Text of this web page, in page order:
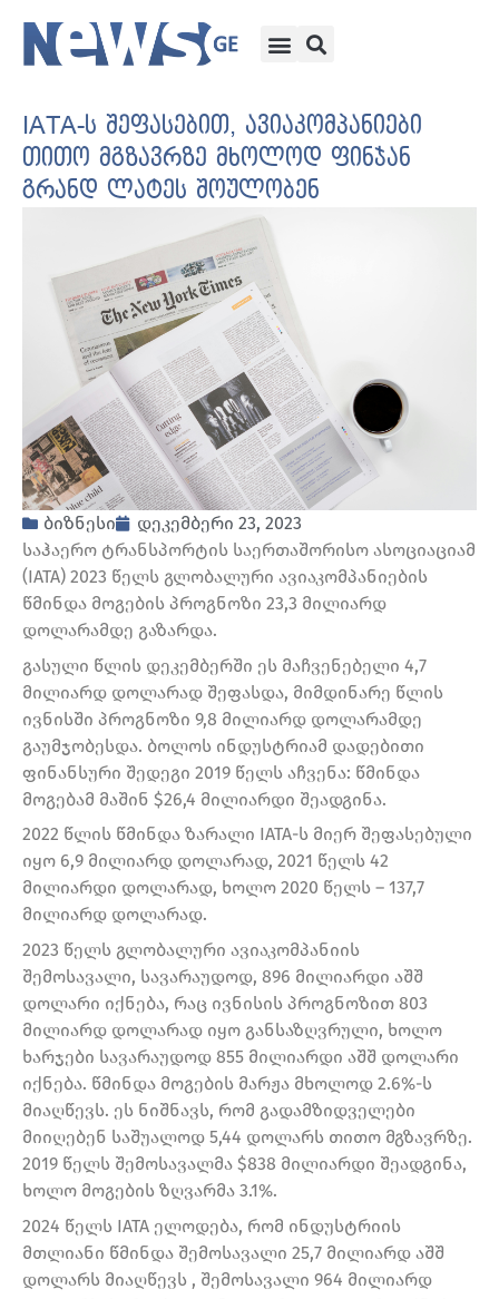
IATA-ს შეფასებით, ავიაკომპანიები
თითო მგზავრზე მხოლოდ ფინჯან
გრანდ ლატეს შოულობენ
ბიზნესი
დეკემბერი 23, 2023
საჰაერო ტრანსპორტის საერთაშორისო ასოციაციამ
(IATA) 2023 წელს გლობალური ავიაკომპანიების
წმინდა მოგების პროგნოზი 23,3 მილიარდ
დოლარამდე გაზარდა.
გასული წლის დეკემბერში ეს მაჩვენებელი 4,7
მილიარდ დოლარად შეფასდა, მიმდინარე წლის
ივნისში პროგნოზი 9,8 მილიარდ დოლარამდე
გაუმჯობესდა. ბოლოს ინდუსტრიამ დადებითი
ფინანსური შედეგი 2019 წელს აჩვენა: წმინდა
მოგებამ მაშინ $26,4 მილიარდი შეადგინა.
2022 წლის წმინდა ზარალი IATA-ს მიერ შეფასებული
იყო 6,9 მილიარდ დოლარად, 2021 წელს 42
მილიარდი დოლარად, ხოლო 2020 წელს – 137,7
მილიარდ დოლარად.
2023 წელს გლობალური ავიაკომპანიის
შემოსავალი, სავარაუდოდ, 896 მილიარდი აშშ
დოლარი იქნება, რაც ივნისის პროგნოზით 803
მილიარდ დოლარად იყო განსაზღვრული, ხოლო
ხარჯები სავარაუდოდ 855 მილიარდი აშშ დოლარი
იქნება. წმინდა მოგების მარჟა მხოლოდ 2.6%-ს
მიაღწევს. ეს ნიშნავს, რომ გადამზიდველები
მიიღებენ საშუალოდ 5,44 დოლარს თითო მგზავრზე.
2019 წელს შემოსავალმა $838 მილიარდი შეადგინა,
ხოლო მოგების ზღვარმა 3.1%.
2024 წელს IATA ელოდება, რომ ინდუსტრიის
მთლიანი წმინდა შემოსავალი 25,7 მილიარდ აშშ
დოლარს მიაღწევს , შემოსავალი 964 მილიარდ